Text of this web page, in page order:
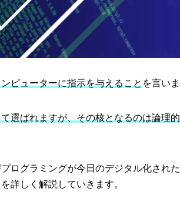
ピューターに指示を与えること を言いま
選ばれますが、その核となるのは論理
プログラミングが今日のデジタル化され
詳しく解説していきます。